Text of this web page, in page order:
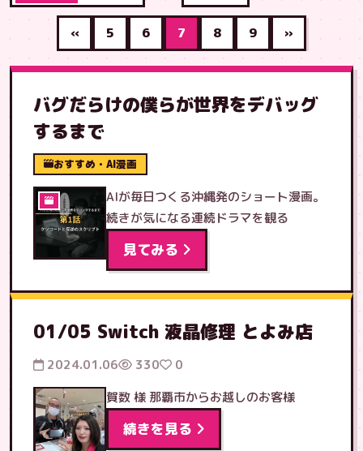
« 5 6 7 8 9 »
バグだらけの僕らが世界をデバッグ
するまで
おすすめ・AI漫画
AIが毎日つくる沖縄発のショート漫画。
続きが気になる連続ドラマを観る
見てみる
01/05 Switch 液晶修理 とよみ店
2024.01.06 330
0
賀数 様 那覇市からお越しのお客様
続きを見る